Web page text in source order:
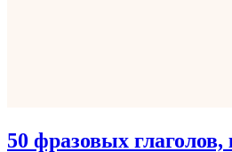
50 фразовых